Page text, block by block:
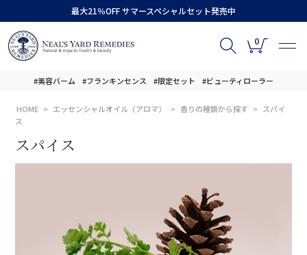
最大21％OFF サマースペシャルセット発売中
0
#美容バーム #フランキンセンス #限定セット #ビューティローラー
HOME エッセンシャルオイル（アロマ） 香りの種類から探す
スパイ
ス
スパイス